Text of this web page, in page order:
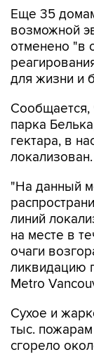
Еще 35
возможной
отменено "в
для жизни и
Сообщается,
парка
гектара, в
локализован.
"На данный
линий
на месте в
очаги
ликвидацию
Metro
Сухое и
тыс. пожарам
сгорело